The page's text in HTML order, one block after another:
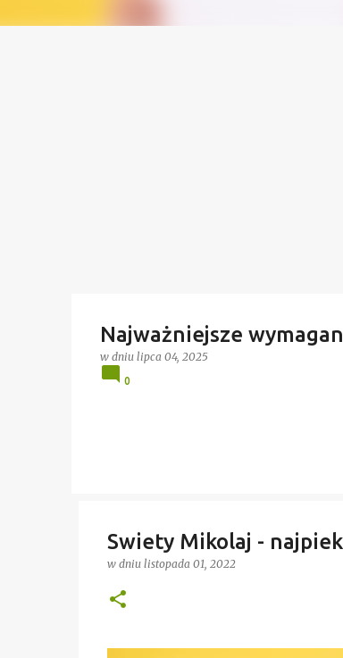
Najważniejsze
w dniu lipca 04, 2025
0
Swiety Mikolaj -
w dniu listopada 01, 2022